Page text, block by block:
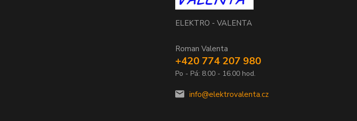
ELEKTRO - VALENTA
Roman Valenta
+420 774 207 980
Po - Pá: 8.00 - 16.00 hod.
info@elektrovalenta.cz